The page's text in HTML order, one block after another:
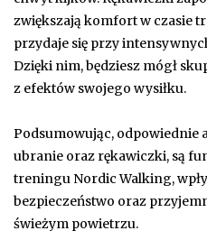
zwiększają komfort w czasie
przydaje się przy
Dzięki nim, będziesz mógł
z efektów swojego wysiłku.
Podsumowując, odpowiednie
ubranie oraz rękawiczki, są
treningu Nordic Walking,
bezpieczeństwo oraz
świeżym powietrzu.